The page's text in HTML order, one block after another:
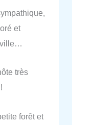
et
ville…
très
forêt et